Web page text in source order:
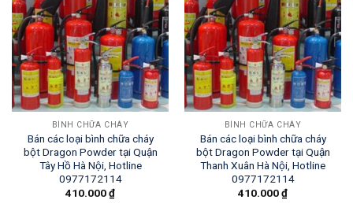
BÌNH CHỮA CHÁY
Bán các loại bình chữa cháy
bột Dragon Powder tại Quận
Tây Hồ Hà Nội, Hotline
0977172114
410.000₫
BÌNH CHỮA CHÁY
Bán các loại bình chữa cháy
bột Dragon Powder tại Quận
Thanh Xuân Hà Nội, Hotline
0977172114
410.000₫